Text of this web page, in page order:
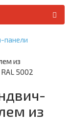
панели
из
5002
из